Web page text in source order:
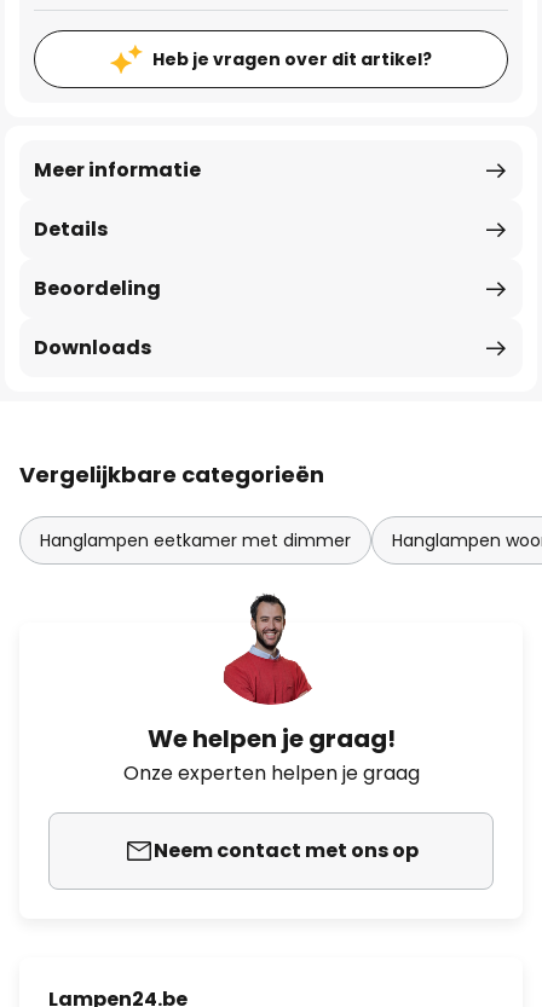
Heb je vragen over dit artikel?
Details
Meer informatie
Beoordeling
Downloads
Vergelijkbare categorieën
Hanglampen eetkamer met dimmer Hanglampen
We helpen je graag!
Onze experten helpen je graag
Neem contact met ons op
Lampen24.be